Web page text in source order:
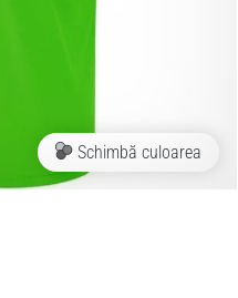
Schimbă culoarea